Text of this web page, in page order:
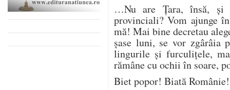
…Nu are Țara, însă, şi
provinciali? Vom ajunge
mă! Mai bine decretau
şase luni, se vor zgârâia
lingurile şi furculițele,
rămâne cu ochii în soare,
Biet popor! Biată